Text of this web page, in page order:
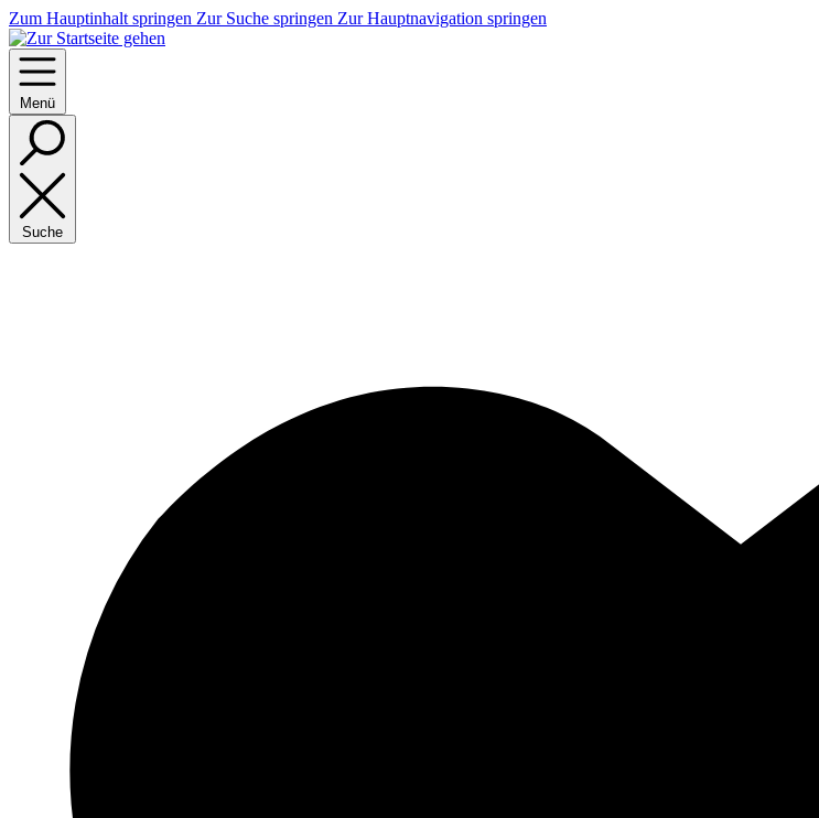
Zum Hauptinhalt springen Zur Suche springen Zur Hauptnavigation springen
Menü
Suche